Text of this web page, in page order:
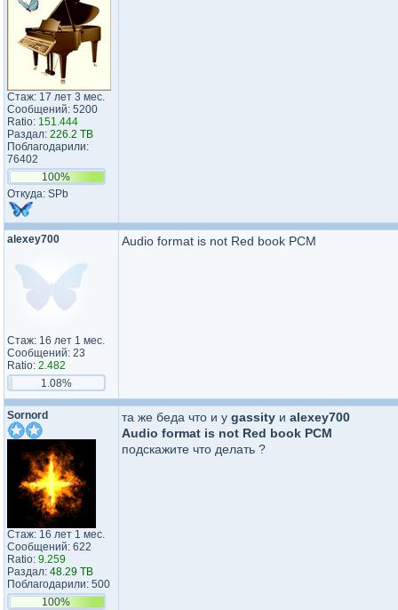
Стаж: 17 лет 3 мес.
Сообщений: 5200
Ratio: 151.444
Раздал: 226.2 TB
Поблагодарили:
76402
100%
Откуда: SPb
alexey700
Стаж: 16 лет 1 мес.
Сообщений: 23
Ratio: 2.482
1.08%
Audio format is not Red book PCM
Sornord
Стаж: 16 лет 1 мес.
Сообщений: 622
Ratio: 9.259
Раздал: 48.29 TB
Поблагодарили: 500
100%
та же беда что и у gassity и alexey700
Audio format is not Red book PCM
подскажите что делать ?